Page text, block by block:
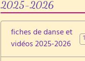
2025-2026
fiches de danse et
vidéos 2025-2026